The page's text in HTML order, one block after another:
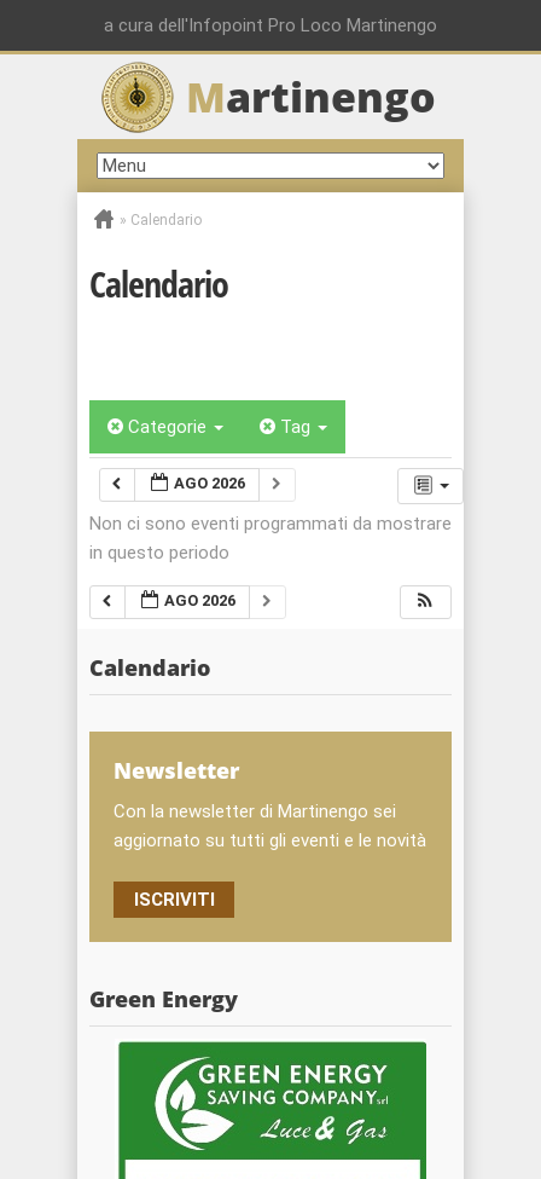
a cura dell'Infopoint Pro Loco Martinengo
Martinengo
» Calendario
Calendario
Categorie Tag
AGO 2026
Non ci sono eventi programmati da mostrare
in questo periodo
AGO 2026
Calendario
Newsletter
Con la newsletter di Martinengo sei
aggiornato su tutti gli eventi e le novità
ISCRIVITI
Green Energy